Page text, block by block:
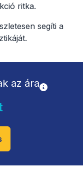
ritka.
segíti a
az ára